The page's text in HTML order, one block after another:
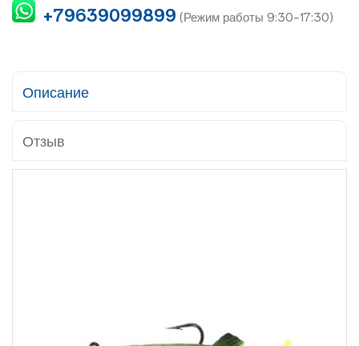
+79639099899 (Режим работы 9:30-17:30)
Описание
Отзыв